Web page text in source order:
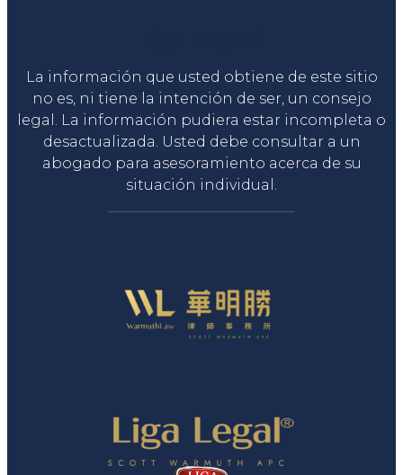
La información que usted obtiene de este sitio
no es, ni tiene la intención de ser, un consejo
legal. La información pudiera estar incompleta o
desactualizada. Usted debe consultar a un
abogado para asesoramiento acerca de su
situación individual.